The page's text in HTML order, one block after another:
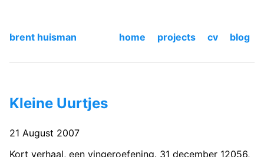
brent huisman home projects cv blog
Kleine Uurtjes
21 August 2007
Kort verhaal, een vingeroefening. 31 december 12056,